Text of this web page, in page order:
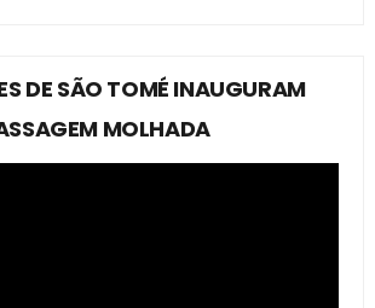
DE SÃO TOMÉ INAUGURAM
MOLHADA